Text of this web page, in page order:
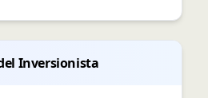
Inversionista